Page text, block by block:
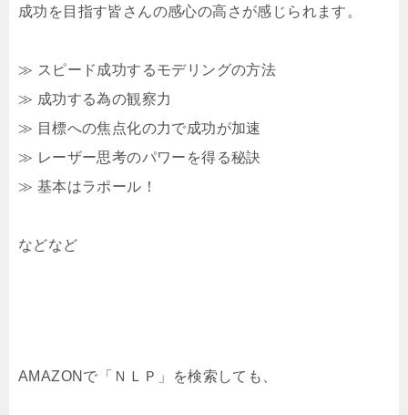
成功を目指す皆さんの感心の高さが感じられます。
≫ スピード成功するモデリングの方法
≫ 成功する為の観察力
≫ 目標への焦点化の力で成功が加速
≫ レーザー思考のパワーを得る秘訣
≫ 基本はラポール！
などなど
AMAZONで「ＮＬＰ」を検索しても、